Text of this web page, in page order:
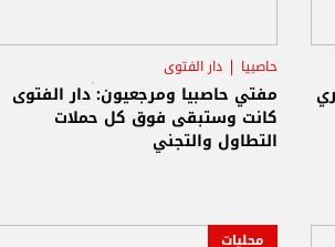
حاصبيا
دار الفتوى
المجلس الشرعي الإسلامي الأعلى
مفتي حاصبيا ومرجعيون: دار الفتوى
كانت وستبقى فوق كل حملات
التطاول والتجني
محليات